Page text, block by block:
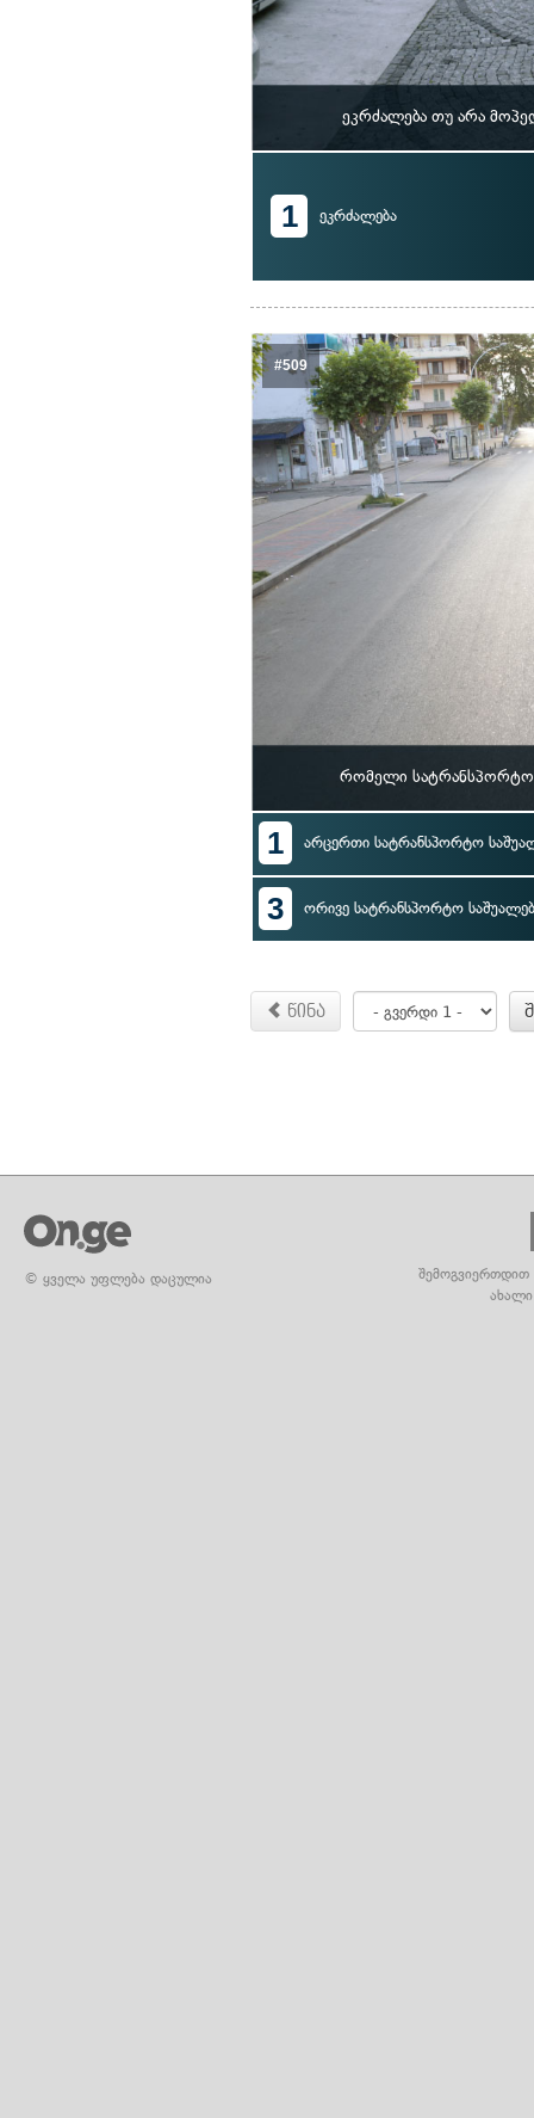
ეკრძალება თუ არა
1 ეკრძალება
#509
რომელი სატრანსპორტო
1 არცერთი სატრანსპორტო
3 ორივე სატრანსპორტო
წინა
© ყველა უფლება დაცულია
შემოგვიერთდით
ახალი